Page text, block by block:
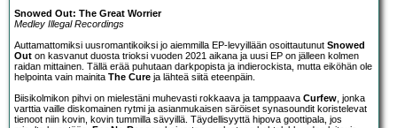
Snowed Out: The Great Worrier
Medley Illegal Recordings
Auttamattomiksi uusromantikoiksi jo aiemmilla EP-levyillään osoittautunut Snowed
Out on kasvanut duosta trioksi vuoden 2021 aikana ja uusi EP on jälleen kolmen
raidan mittainen. Tällä erää puhutaan darkpopista ja indierockista, mutta eiköhän ole
helpointa vain mainita The Cure ja lähteä siitä eteenpäin.
Biisikolmikon pihvi on mielestäni muhevasti rokkaava ja tamppaava Curfew , jonka
varttia vaille diskomainen rytmi ja asianmukaisen säröiset synasoundit koristelevat
tienoot niin kovin, kovin tummilla sävyillä. Täydellisyyttä hipova goottipala, jos